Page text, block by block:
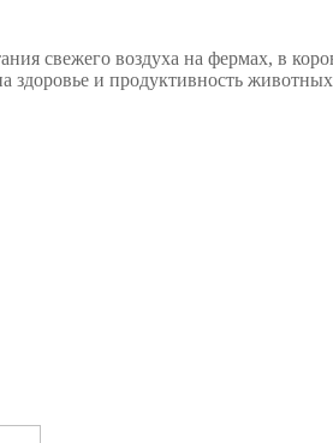
свежего воздуха на фермах, в
здоровье и продуктивность